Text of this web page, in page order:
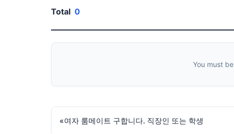
Total 0
You must be
«여자 룸메이트 구합니다. 직장인 또는 학생